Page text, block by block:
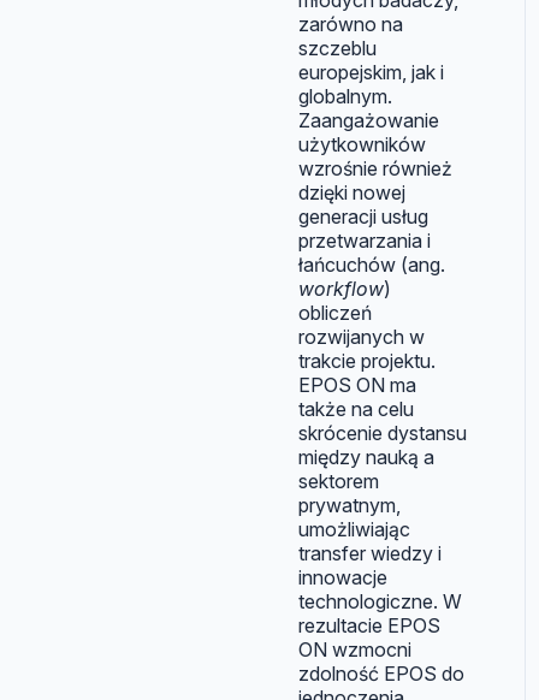
zarówno na
szczeblu
europejskim, jak i
globalnym.
Zaangażowanie
użytkowników
wzrośnie również
dzięki nowej
generacji usług
przetwarzania i
łańcuchów (ang.
workflow)
obliczeń
rozwijanych w
trakcie projektu.
EPOS ON ma
także na celu
skrócenie dystansu
między nauką a
sektorem
prywatnym,
umożliwiając
transfer wiedzy i
innowacje
technologiczne. W
rezultacie EPOS
ON wzmocni
zdolność EPOS do